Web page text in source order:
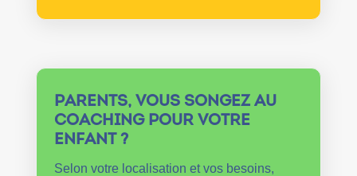
PARENTS, VOUS SONGEZ AU
COACHING POUR VOTRE
ENFANT ?
Selon votre localisation et vos besoins,